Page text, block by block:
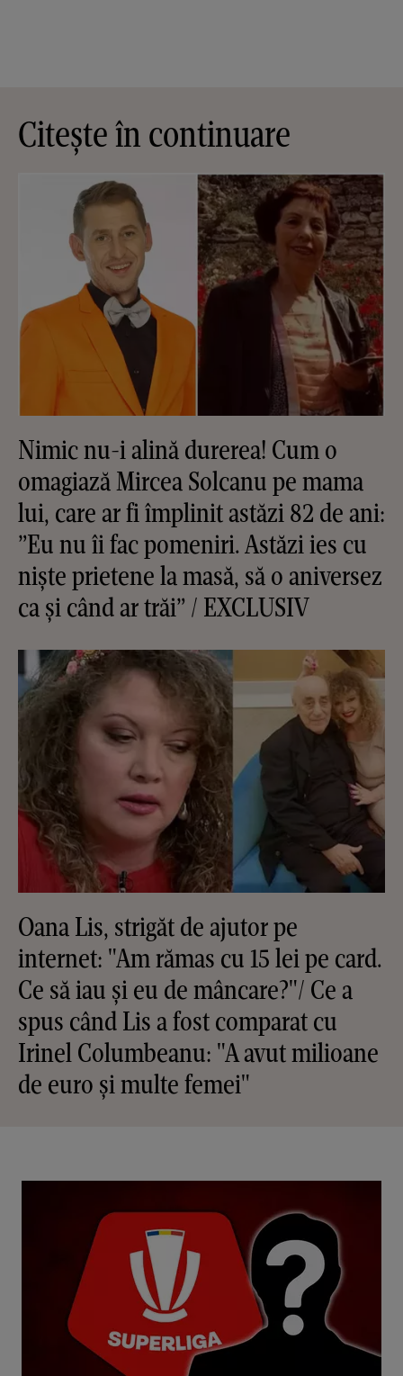
Citește în continuare
Nimic nu-i alină durerea! Cum o
omagiază Mircea Solcanu pe mama
lui, care ar fi împlinit astăzi 82 de ani:
”Eu nu îi fac pomeniri. Astăzi ies cu
niște prietene la masă, să o aniversez
ca și când ar trăi” / EXCLUSIV
Oana Lis, strigăt de ajutor pe
internet: "Am rămas cu 15 lei pe card.
Ce să iau și eu de mâncare?"/ Ce a
spus când Lis a fost comparat cu
Irinel Columbeanu: "A avut milioane
de euro și multe femei"